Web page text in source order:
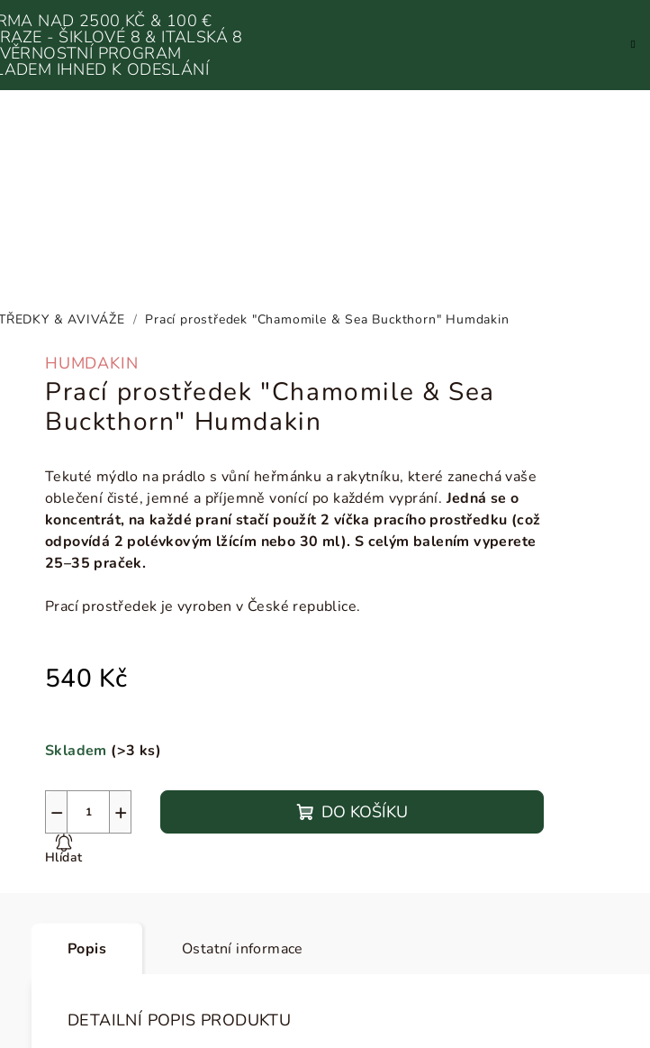
NAD 2500 KČ & 100 €
- ŠIKLOVÉ 8 & ITALSKÁ 8
PROGRAM
IHNED K ODESLÁNÍ
& AVIVÁŽE / Prací prostředek "Chamomile & Sea Buckthorn" Humdakin
HUMDAKIN
Prací prostředek "Chamomile & Sea
Buckthorn" Humdakin
Tekuté mýdlo na prádlo s vůní heřmánku a rakytníku, které zanechá vaše
oblečení čisté, jemné a příjemně vonící po každém vyprání.Jedná se o
koncentrát, na každé praní stačí použít 2 víčka pracího prostředku (což
odpovídá 2 polévkovým lžícím nebo 30 ml). S celým balením vyperete
25–35 praček.
Prací prostředek je vyroben v České republice.
540 Kč
Skladem (>3 ks)
+
− DO KOŠÍKU
Hlídat
Popis Ostatní informace
DETAILNÍ POPIS PRODUKTU